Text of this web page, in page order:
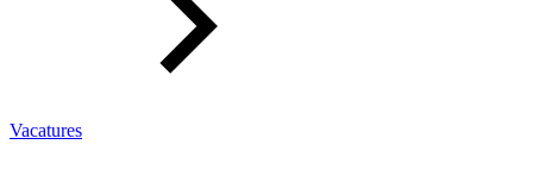
Vacatures